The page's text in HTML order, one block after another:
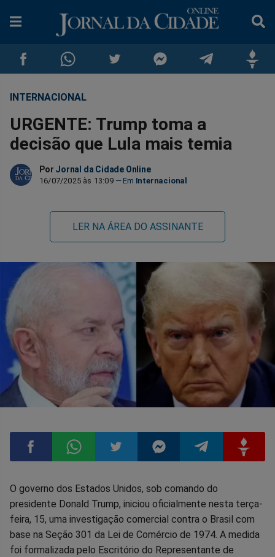
Compartilhar
no
Facebook
Compartilhar
no
Whatsapp
no
Twitter
no
Messenger
no
INTERNACIONAL
URGENTE: Trump toma a
decisão que Lula mais temia
Por Jornal da Cidade Online
16/07/2025 às 13:09 Internacional
LER NA ÁREA DO ASSINANTE
Compartilhar
no
Facebook
Compartilhar
no
Whatsapp
Compartilhar
no
Twitter
Compartilhar
no
Messenger
Compartilhar
no
Telegram
no
Gettr
O governo dos Estados Unidos, sob comando do
presidente Donald Trump, iniciou oficialmente nesta terça-
feira, 15, uma investigação comercial contra o Brasil com
base na Seção 301 da Lei de Comércio de 1974. A medida
foi formalizada pelo Escritório do Representante de